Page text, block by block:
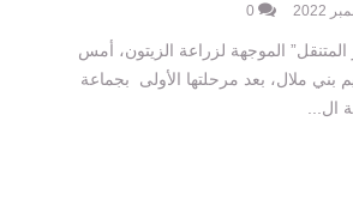
0
الموجهة لزراعة الزيتون، أمس
بني ملال، بعد مرحلتها الأولى بجماعة
ال...